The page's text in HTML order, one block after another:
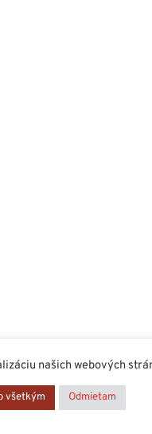
našich webových
všetkým Odmietam